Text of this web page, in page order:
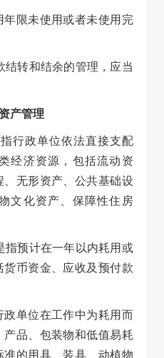
限未使用或者未使用完
转和结余的管理，应当
产管理
政单位依法直接支配
经济资源，包括流动资
无形资产、公共基础设
文化资产、保障性住房
预计在一年以内耗用或
币资金、应收及预付款
单位在工作中为耗用而
品、包装物和低值易耗
的用具、装具、动植物